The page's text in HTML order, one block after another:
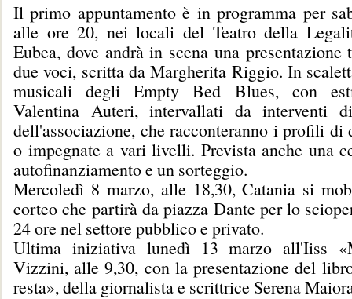
Il primo appuntamento è in programma per
alle ore 20, nei locali del Teatro della
Eubea, dove andrà in scena una presentazione
due voci, scritta da Margherita Riggio. In
musicali degli Empty Bed Blues, con
Valentina Auteri, intervallati da interventi
dell'associazione, che racconteranno i profili di
o impegnate a vari livelli. Prevista anche una
autofinanziamento e un sorteggio.
Mercoledì 8 marzo, alle 18,30, Catania si
corteo che partirà da piazza Dante per lo
24 ore nel settore pubblico e privato.
Ultima iniziativa lunedì 13 marzo all'Iiss
Vizzini, alle 9,30, con la presentazione del
resta», della giornalista e scrittrice Serena